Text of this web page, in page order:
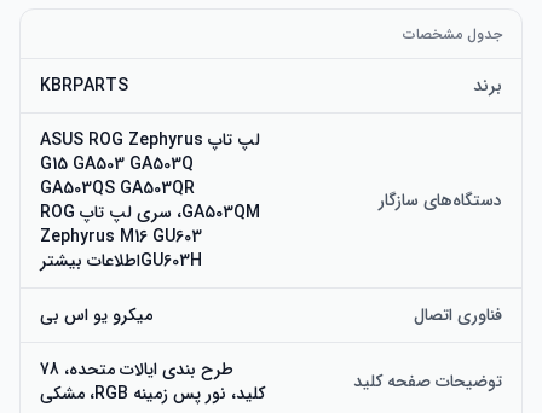
مقاوم در برابر سایش: سطح صفحه‌کلید لپ‌تاپ rog zephyrus
جدول مشخصات
برند KBRPARTS
دستگاه‌های سازگار
لپ تاپ ASUS ROG Zephyrus
G15 GA503 GA503Q
GA503QS ‎GA503QR
GA503QM، سری لپ تاپ ROG
Zephyrus M16 GU603
GU603Hاطلاعات بیشتر
فناوری اتصال میکرو یو اس بی
توضیحات صفحه کلید
طرح بندی ایالات متحده، 78
کلید، نور پس زمینه RGB، مشکی